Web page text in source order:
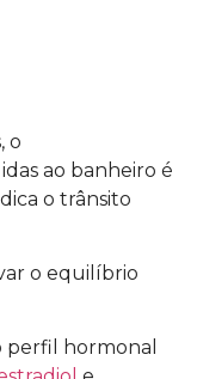
o
ao banheiro é
o trânsito
o equilíbrio
perfil hormonal